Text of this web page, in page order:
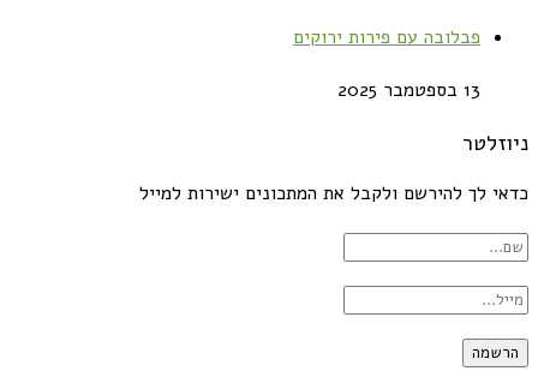
פבלובה עם פירות ירוקים
13 בספטמבר 2025
ניוזלטר
כדאי לך להירשם ולקבל את המתכונים ישירות למייל